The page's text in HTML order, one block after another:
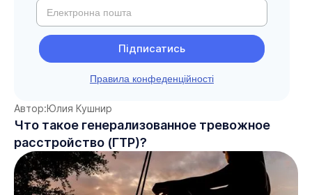
Правила конфеденційності
Автор:Юлия Кушнир
Что такое генерализованное тревожное
расстройство (ГТР)?